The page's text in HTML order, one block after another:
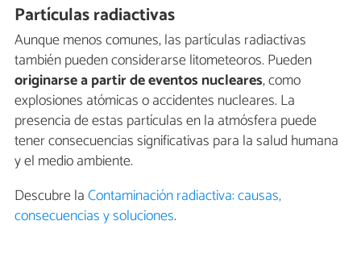
Partículas radiactivas
Aunque menos comunes, las partículas radiactivas
también pueden considerarse litometeoros. Pueden
originarse a partir de eventos nucleares, como
explosiones atómicas o accidentes nucleares. La
presencia de estas partículas en la atmósfera puede
tener consecuencias significativas para la salud humana
y el medio ambiente.
Descubre laContaminación radiactiva: causas,
consecuencias y soluciones.